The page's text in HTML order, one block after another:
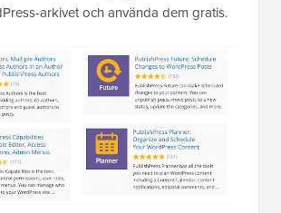
arkivet och använda dem gratis.